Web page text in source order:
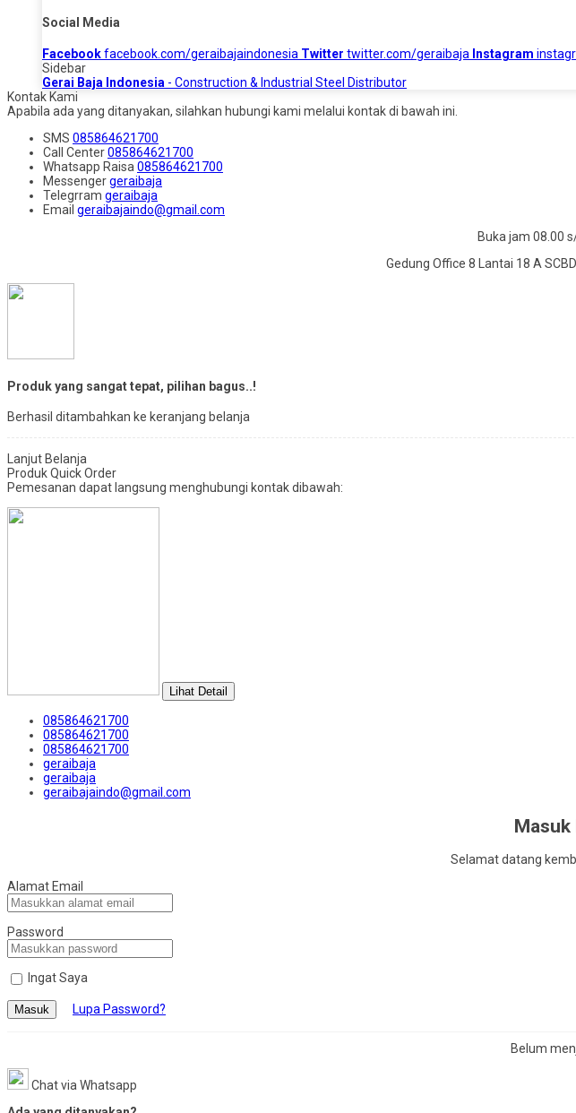
Social Media
Facebookfacebook.com/geraibajaindonesia Twitter twitter.com/geraibaja Instagram
Sidebar
Gerai Baja Indonesia - Construction & Industrial Steel Distributor
Kontak Kami
Apabila ada yang ditanyakan, silahkan hubungi kami melalui kontak di bawah ini.
SMS 085864621700
Call Center085864621700
Whatsapp Raisa 085864621700
Messengergeraibaja
Telegrram geraibaja
Email geraibajaindo@gmail.com
Buka jam 08.00
Gedung Office 8 Lantai 18 A
Produk yang sangat tepat, pilihan bagus..!
Berhasil ditambahkan ke keranjang belanja
Lanjut Belanja
Produk Quick Order
Pemesanan dapat langsung menghubungi kontak dibawah:
Lihat Detail
085864621700
085864621700
085864621700
geraibaja
geraibaja
geraibajaindo@gmail.com
Masuk
Selamat datang
Alamat Email
Password
Ingat Saya
Masuk Lupa Password?
Belum
Chat via Whatsapp